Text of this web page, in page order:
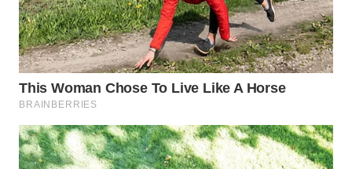
WN
NIAS
WN
LANGKAT
WN
TAPANULI